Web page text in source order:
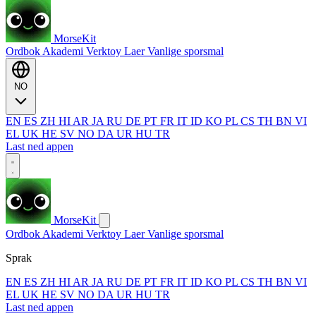
MorseKit
Ordbok Akademi Verktoy LaerVanlige sporsmal
EN ES ZH HI AR JA RU DE PT FR IT ID KO PL CS TH BN VI
EL UK HE SV NO DA UR HU TR
Last ned appen
MorseKit
Ordbok Akademi Verktoy LaerVanlige sporsmal
Sprak
EN ES ZH HI AR JA RU DE PT FR IT ID KO PL CS TH BN VI
EL UK HE SV NO DA UR HU TR
Last ned appen